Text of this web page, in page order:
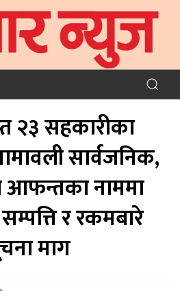
२३ सहकारीका
सार्वजनिक,
आफन्तका नाममा
र रकमबारे
माग